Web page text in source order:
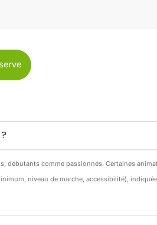
débutants comme passionnés. Certaines
niveau de marche, accessibilité),